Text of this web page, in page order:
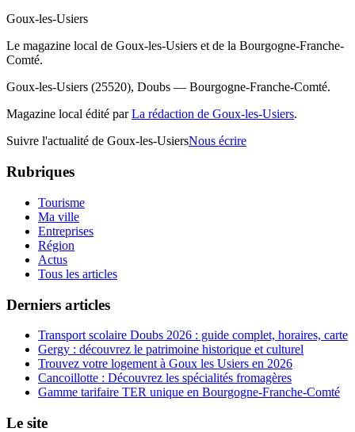
Goux-les-Usiers
Le magazine local de Goux-les-Usiers et de la Bourgogne-Franche-
Comté.
Goux-les-Usiers (25520), Doubs — Bourgogne-Franche-Comté.
Magazine local édité parLa rédaction de Goux-les-Usiers.
Suivre l'actualité de Goux-les-UsiersNous écrire
Rubriques
Tourisme
Ma ville
Entreprises
Région
Actus
Tous les articles
Derniers articles
Transport scolaire Doubs 2026 : guide complet, horaires, carte
Gergy : découvrez le patrimoine historique et culturel
Trouvez votre logement à Goux les Usiers en 2026
Cancoillotte : Découvrez les spécialités fromagères
Gamme tarifaire TER unique en Bourgogne-Franche-Comté
Le site